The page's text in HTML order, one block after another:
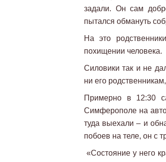
задали. Он сам
пытался обмануть
На это
похищении человека.
Силовики так и не
ни его
Примерно в 12:30
Симферополе на
туда выехали – и
побоев на теле, он с
«Состояние у него